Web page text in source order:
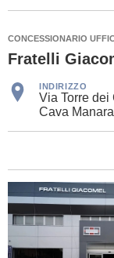
CONCESSIONARIO
Fratelli
INDIRIZZO
Via Torre dei
Cava